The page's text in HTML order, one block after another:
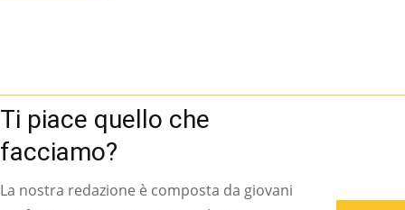
Ti piace quello che
facciamo?
La nostra redazione è composta da giovani